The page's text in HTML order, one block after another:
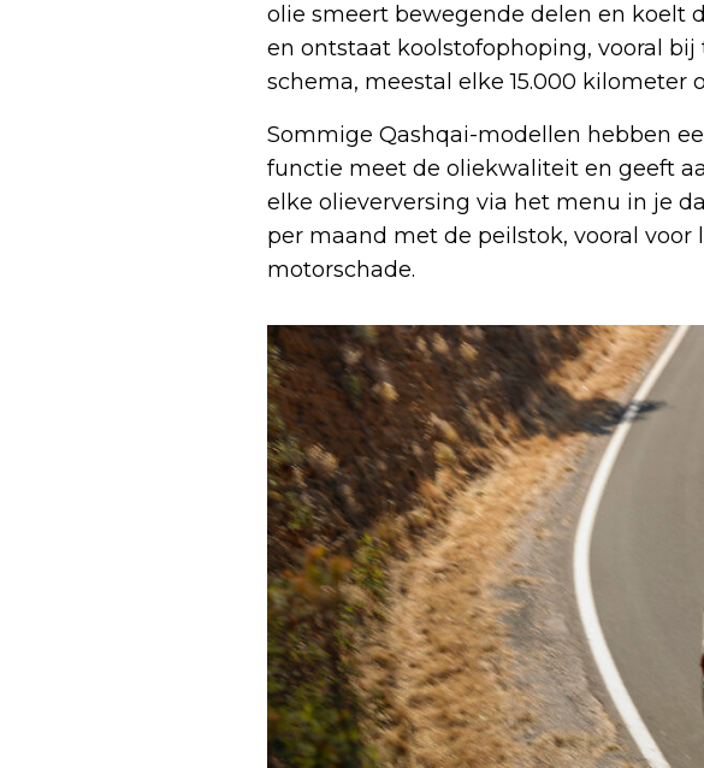
olie smeert bewegende delen en koelt
en ontstaat koolstofophoping, vooral
schema, meestal elke 15.000 kilometer
Sommige Qashqai-modellen hebben
functie meet de oliekwaliteit en geeft
elke olieverversing via het menu in je
per maand met de peilstok, vooral
motorschade.